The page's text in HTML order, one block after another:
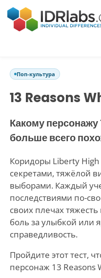
Поп-культура
13 Reasons
Какому
больше всего
Коридоры Liberty
секретами, тяжёлой
выборами. Каждый
последствиями по-
своих плечах
боль за улыбкой или
справедливость.
Пройдите этот тест,
персонаж 13 Reasons